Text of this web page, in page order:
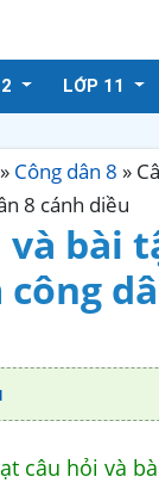
LỚP 11
» Công dân 8 »
8 cánh diều
và bài
câu hỏi và